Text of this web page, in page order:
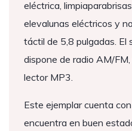
eléctrica,
elevalunas eléctricos y
táctil de 5,8 pulgadas. El
dispone de radio AM/
lector MP3.
Este ejemplar cuenta
encuentra en buen